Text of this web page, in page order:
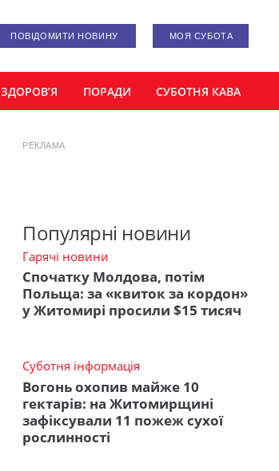
ПОВІДОМИТИ НОВИНУ МОЯ СУБОТА
ЗДОРОВ’Я ПОРАДИ СУБОТНЯ КАВА
РЕКЛАМА
Популярні новини
Гарячі новини
Спочатку Молдова, потім
Польща: за «квиток за кордон»
у Житомирі просили $15 тисяч
Суботня інформація
Вогонь охопив майже 10
гектарів: на Житомирщині
зафіксували 11 пожеж сухої
рослинності